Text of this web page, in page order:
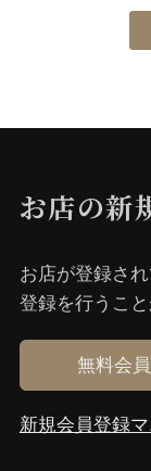
お店の新
お店が登録さ
登録を⾏うこと
無料会
新規会員登録